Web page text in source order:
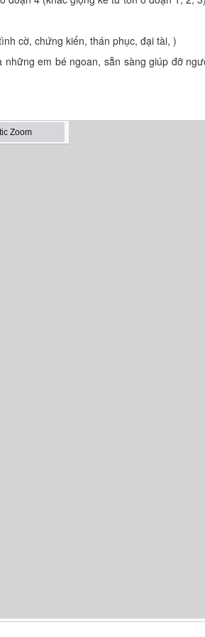
cờ, chứng kiến, thán phục, đại tài, )
em bé ngoan, sẵn sàng giúp đỡ